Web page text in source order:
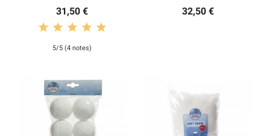
31,50 €
5/5 (4 notes)
32,50 €